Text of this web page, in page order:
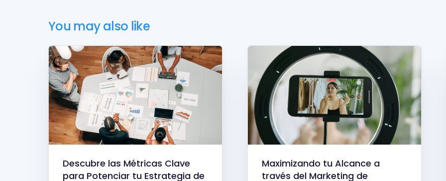
You may also like
Descubre las Métricas Clave
para Potenciar tu Estrategia de
Maximizando tu Alcance a
través del Marketing de